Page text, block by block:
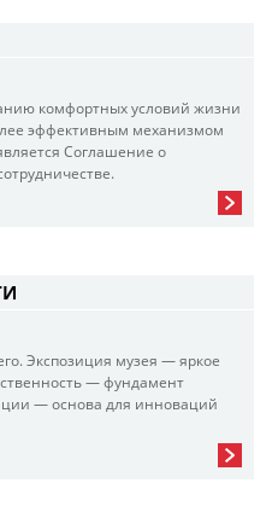
комфортных условий жизни
эффективным механизмом
Соглашение о
Экспозиция музея — яркое
— фундамент
— основа для инноваций